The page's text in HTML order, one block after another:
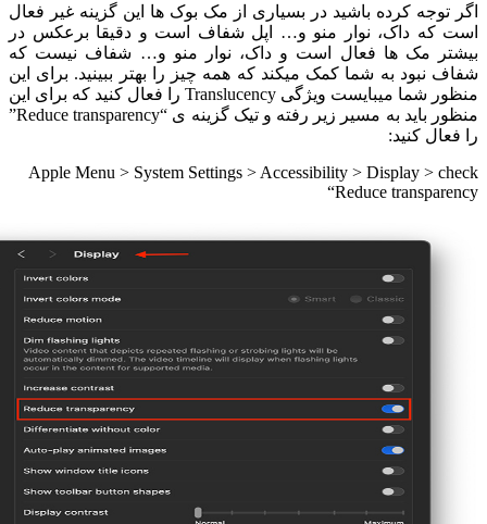
اگر توجه کرده باشید در بسیاری از مک بوک ها این گزینه غیر فعال
است که داک، نوار منو و… اپل شفاف است و دقیقا برعکس در
بیشتر مک ها فعال است و داک، نوار منو و… شفاف نیست که
شفاف نبود به شما کمک میکند که همه چیز را بهتر ببینید. برای این
منظور شما میبایست ویژگی Translucency را فعال کنید که برای این
منظور باید به مسیر زیر رفته و تیک گزینه ی “Reduce transparency”
را فعال کنید:
Apple Menu > System Settings > Accessibility > Display > check
“Reduce transparency